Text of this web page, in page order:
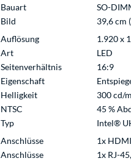
Bauart
SO-
Bild
39,6 cm
Auflösung
1.920 x
Art
LED
Seitenverhältnis
16:9
Eigenschaft
Helligkeit
300 cd/
NTSC
45 %
Typ
Intel®
Anschlüsse
1x HDMI
Anschlüsse
1x RJ-